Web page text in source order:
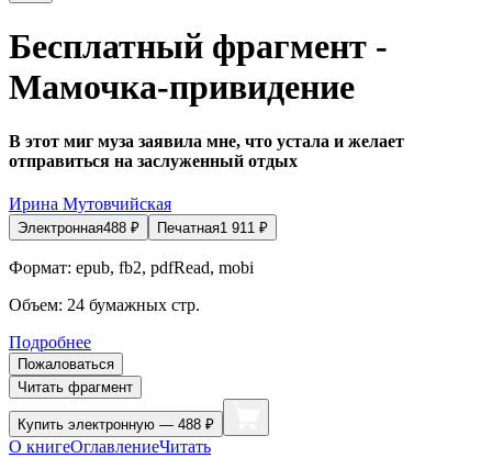
Бесплатный фрагмент -
Мамочка-привидение
В этот миг муза заявила мне, что устала и желает
отправиться на заслуженный отдых
Ирина Мутовчийская
Электронная488 ₽ Печатная1 911 ₽
Формат: epub, fb2, pdfRead, mobi
Объем: 24 бумажных стр.
Подробнее
Пожаловаться
Читать фрагмент
Купить электронную — 488 ₽
О книгеОглавлениеЧитать